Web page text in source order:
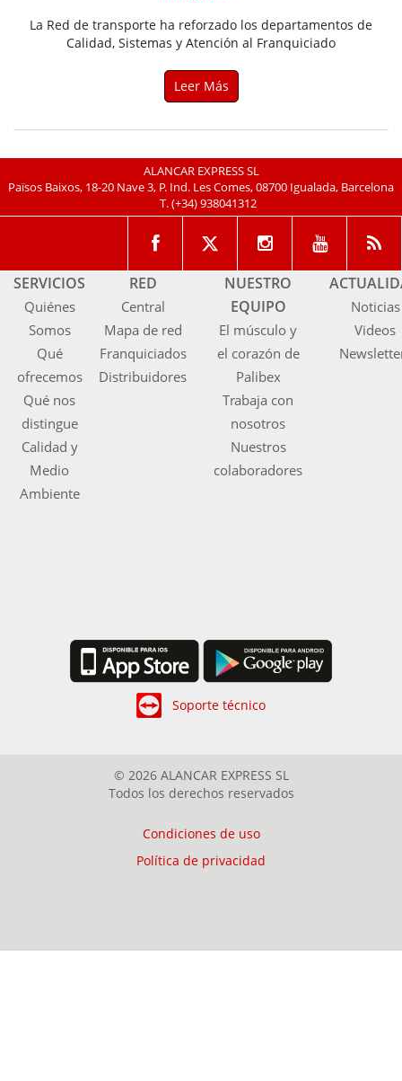
La Red de transporte ha reforzado los departamentos de
Calidad, Sistemas y Atención al Franquiciado
Leer Más
ALANCAR EXPRESS SL
Països Baixos, 18-20 Nave 3, P. Ind. Les Comes, 08700 Igualada, Barcelona
T.(+34) 938041312
SERVICIOS
Quiénes
Somos
Qué
ofrecemos
Qué nos
distingue
Calidad y
Medio
Ambiente
RED
Central
Mapa de red
Franquiciados
Distribuidores
NUESTRO
EQUIPO
El músculo y
el corazón de
Palibex
Trabaja con
nosotros
Nuestros
colaboradores
Noticias
Videos
Soporte técnico
© 2026 ALANCAR EXPRESS SL
Todos los derechos reservados
Condiciones de uso
Política de privacidad